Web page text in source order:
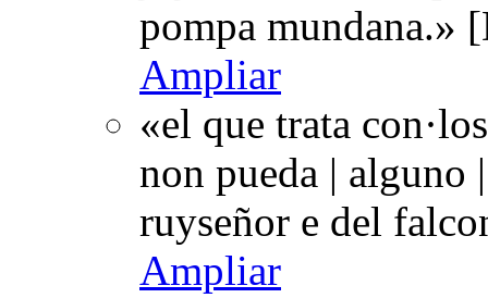
pompa mundana.»
Ampliar
«el que trata
non pueda | alguno
ruyseñor e del
Ampliar